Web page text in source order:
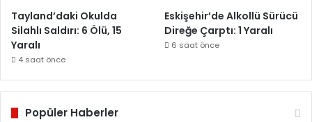
Tayland’daki Okulda
Silahlı Saldırı: 6 Ölü, 15
Yaralı
4 saat önce
Eskişehir’de Alkollü Sürücü
Direğe Çarptı: 1 Yaralı
6 saat önce
Popüler Haberler